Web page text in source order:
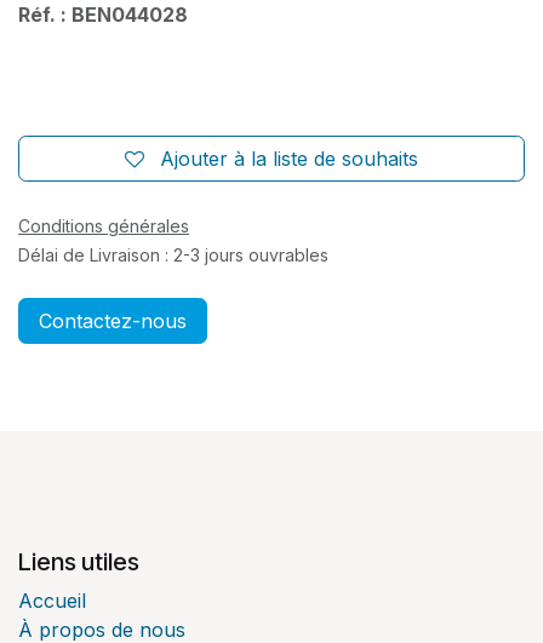
Réf. : BEN044028
Ajouter à la liste de souhaits
Conditions générales
Délai de Livraison : 2-3 jours ouvrables
Contactez-nous
Liens utiles
Accueil
À propos de nous